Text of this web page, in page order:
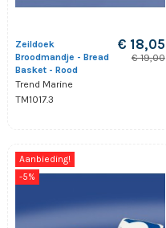
Zeildoek
Broodmandje - Bread
Basket - Rood
Trend Marine
TM1017.3
€ 18,05
€ 19,00
Aanbieding!
-5%